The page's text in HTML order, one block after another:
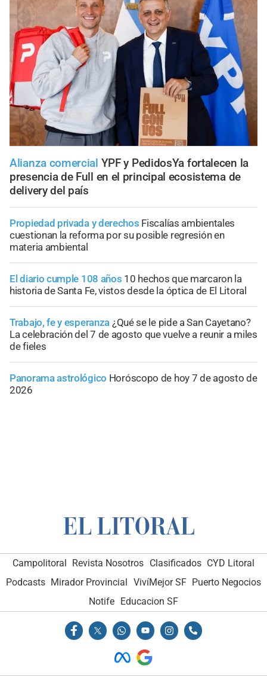
Alianza comercial YPF y PedidosYa fortalecen la
presencia de Full en el principal ecosistema de
delivery del país
Propiedad privada y derechos Fiscalías ambientales
cuestionan la reforma por su posible regresión en
materia ambiental
El diario cumple 108 años 10 hechos que marcaron la
historia de Santa Fe, vistos desde la óptica de El Litoral
Trabajo, fe y esperanza ¿Qué se le pide a San Cayetano?
La celebración del 7 de agosto que vuelve a reunir a miles
de fieles
Panorama astrológico Horóscopo de hoy 7 de agosto de
2026
Campolitoral Revista Nosotros Clasificados CYD Litoral
Podcasts Mirador Provincial VivíMejor SF Puerto Negocios
Notife
Educacion SF